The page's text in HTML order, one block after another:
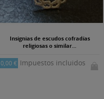
Insignias de escudos cofradías
religiosas o similar...
0,00 € Impuestos incluidos